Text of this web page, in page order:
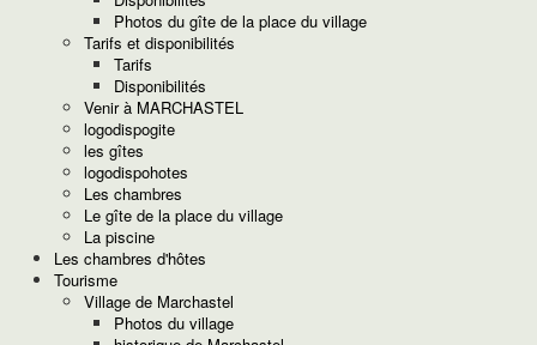
Photos du gîte de la place du village
Tarifs et disponibilités
Tarifs
Disponibilités
Venir à MARCHASTEL
logodispogite
les gîtes
logodispohotes
Les chambres
Le gîte de la place du village
La piscine
Les chambres d'hôtes
Tourisme
Village de Marchastel
Photos du village